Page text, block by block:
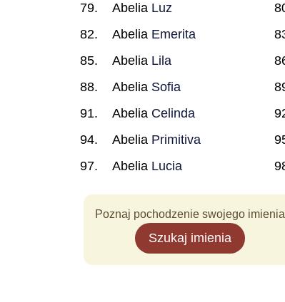
Abelia Luz
Abelia Emerita
Abelia Lila
Abelia Sofia
Abelia Celinda
Abelia Primitiva
Abelia Lucia
Poznaj pochodzenie swojego imienia
Szukaj imienia